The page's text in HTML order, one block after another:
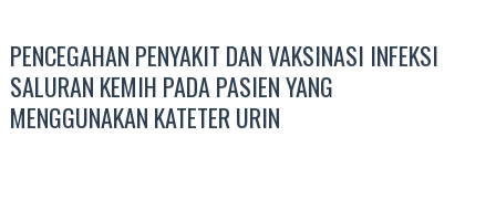
PENCEGAHAN PENYAKIT DAN VAKSINASI INFEKSI
SALURAN KEMIH PADA PASIEN YANG
MENGGUNAKAN KATETER URIN